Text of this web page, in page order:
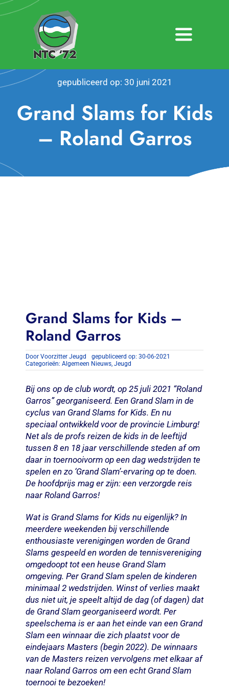
Ga
naar
Toggle
Home
Over NTC ’72
gepubliceerd op: 30 juni 2021
Grand Slams for Kids
– Roland Garros
Grand Slams for Kids –
Roland Garros
Door Voorzitter Jeugd
gepubliceerd op: 30-06-2021
Categorieën: Algemeen Nieuws, Jeugd
Bij ons op de club wordt, op 25 juli 2021 “Roland
Garros” georganiseerd. Een Grand Slam in de
cyclus van Grand Slams for Kids. En nu
speciaal ontwikkeld voor de provincie Limburg!
Net als de profs reizen de kids in de leeftijd
tussen 8 en 18 jaar verschillende steden af om
daar in toernooivorm op een dag wedstrijden te
spelen en zo ‘Grand Slam’-ervaring op te doen.
De hoofdprijs mag er zijn: een verzorgde reis
naar Roland Garros!
Wat is Grand Slams for Kids nu eigenlijk? In
meerdere weekenden bij verschillende
enthousiaste verenigingen worden de Grand
Slams gespeeld en worden de tennisvereniging
omgedoopt tot een heuse Grand Slam
omgeving. Per Grand Slam spelen de kinderen
minimaal 2 wedstrijden. Winst of verlies maakt
dus niet uit, je speelt altijd de dag (of dagen) dat
de Grand Slam georganiseerd wordt. Per
speelschema is er aan het einde van een Grand
Slam een winnaar die zich plaatst voor de
eindejaars Masters (begin 2022). De winnaars
van de Masters reizen vervolgens met elkaar af
naar Roland Garros om een echt Grand Slam
toernooi te bezoeken!